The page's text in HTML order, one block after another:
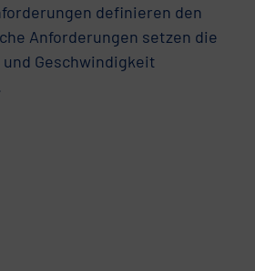
definieren den
Anforderungen setzen die
Geschwindigkeit